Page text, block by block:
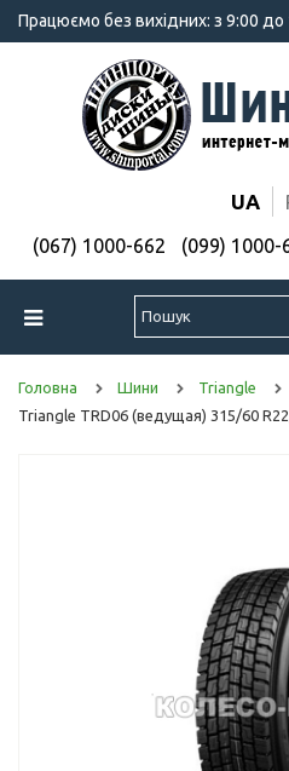
Працюємо без вихідних: з 9:00 до
UA
(067) 1000-662 (099) 1000-
Головна Шини Triangle
Triangle TRD06 (ведущая) 315/60